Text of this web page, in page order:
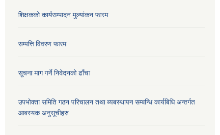
शिक्षकको कार्यसम्पादन मुल्यांकन फारम
सम्पत्ति विवरण फारम
सूचना माग गर्ने निवेदनको ढाँचा
उपभोक्ता समिति गठन परिचालन तथा ब्यबस्थापन सम्बन्धि कार्यबिधि अन्तर्गत
आबस्यक अनुसूचीहरु